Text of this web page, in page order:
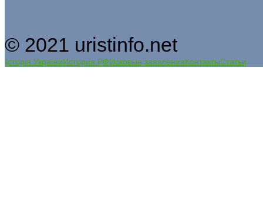
© 2021 uristinfo.net
Історія УкраїниИстория РФИсковые заявленияКонтактыСтатьи